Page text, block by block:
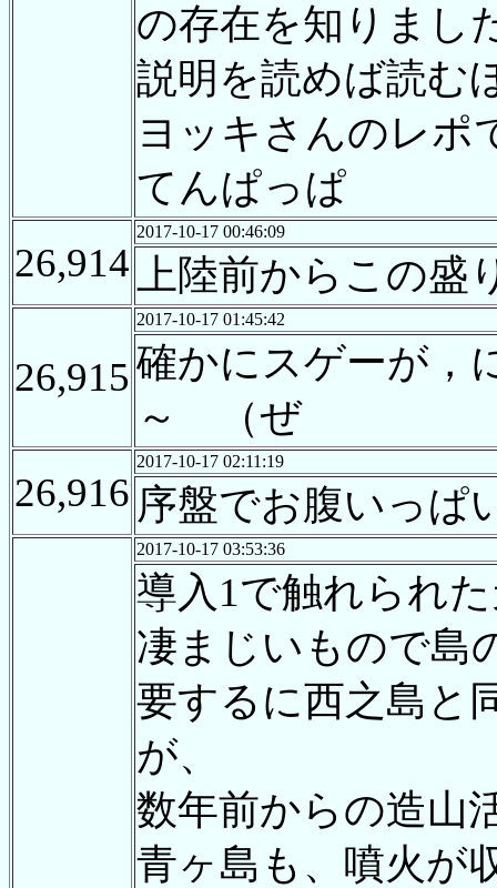
の存在を知りまし
説明を読めば読む
ヨッキさんのレポ
てんぱっぱ
26,914
2017-10-17 00:46:09
上陸前からこの盛
26,915
2017-10-17 01:45:42
確かにスゲーが，
～ （ぜ
26,916
2017-10-17 02:11:19
序盤でお腹いっぱ
2017-10-17 03:53:36
導入1で触れられ
凄まじいもので島
要するに西之島と
が、
数年前からの造山
青ヶ島も、噴火が